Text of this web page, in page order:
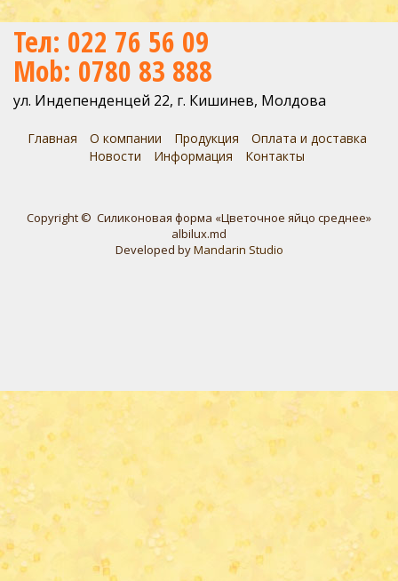
Тел: 022 76 56 09
Mob: 0780 83 888
ул. Индепенденцей 22, г. Кишинев, Молдова
Главная О компании Продукция
Оплата и доставка
Новости
Информация Контакты
Copyright © Силиконовая форма «Цветочное яйцо среднее»
albilux.md
Developed byMandarin Studio